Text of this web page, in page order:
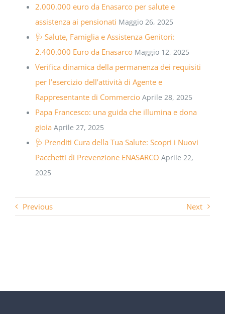
2.000.000 euro da Enasarco per salute e
assistenza ai pensionati Maggio 26, 2025
🩺 Salute, Famiglia e Assistenza Genitori:
2.400.000 Euro da Enasarco Maggio 12, 2025
Verifica dinamica della permanenza dei requisiti
per l’esercizio dell’attività di Agente e
Rappresentante di Commercio Aprile 28, 2025
Papa Francesco: una guida che illumina e dona
gioia Aprile 27, 2025
🩺 Prenditi Cura della Tua Salute: Scopri i Nuovi
Pacchetti di Prevenzione ENASARCO Aprile 22,
2025
Previous Next